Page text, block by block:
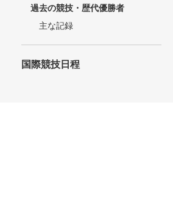
過去の競技・歴代優勝者
主な記録
国際競技日程